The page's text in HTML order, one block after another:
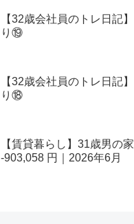
【32歳会社員のトレ日記
り⑲
【32歳会社員のトレ日記
り⑱
【賃貸暮らし】31歳男の
-903,058 円｜2026年6月